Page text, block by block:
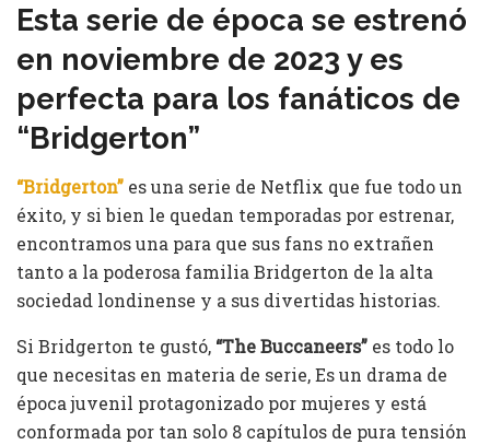
Esta serie de época se estrenó
en noviembre de 2023 y es
perfecta para los fanáticos de
“Bridgerton”
“Bridgerton” es una serie de Netflix que fue todo un
éxito, y si bien le quedan temporadas por estrenar,
encontramos una para que sus fans no extrañen
tanto a la poderosa familia Bridgerton de la alta
sociedad londinense y a sus divertidas historias.
Si Bridgerton te gustó, “The Buccaneers” es todo lo
que necesitas en materia de serie, Es un drama de
época juvenil protagonizado por mujeres y está
conformada por tan solo 8 capítulos de pura tensión